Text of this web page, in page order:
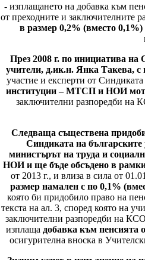
- изплащането на добавка към
от преходните и заключителните
в размер 0,2% (вместо 0,1%)
През 2008 г. по инициатива на
учители, д.ик.н. Янка Такева,
участие и експерти от
институции – МТСП и НОИ
заключителни разпоредби на
Следваща съществена
Синдиката на
министърът на труда и
НОИ и ще бъде обсъдено в
от 2013 г., и влиза в сила от
размер намален с по 0,1%
която би придобило право на
текста на ал. 3, според която на
заключителни разпоредби на
изплаща добавка към пенсията
осигурителна вноска в